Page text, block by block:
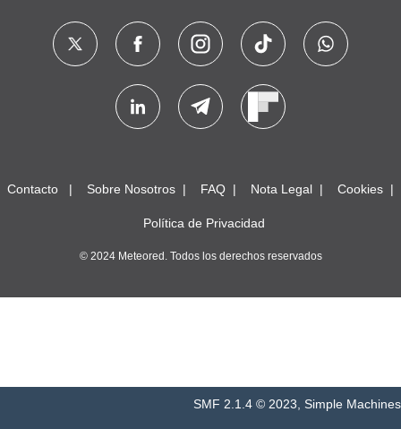
Contacto Sobre Nosotros FAQ Nota Legal Cookies
Política de Privacidad
© 2024 Meteored. Todos los derechos reservados
SMF 2.1.4 © 2023 Simple Machines